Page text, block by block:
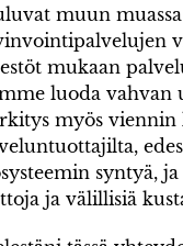
muun
mukaan
luoda vahvan
myös viennin
syntyä,
ja välillisiä